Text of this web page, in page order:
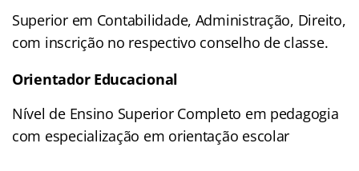
Superior em Contabilidade, Administração, Direito,
com inscrição no respectivo conselho de classe.
Orientador Educacional
Nível de Ensino Superior Completo em pedagogia
com especialização em orientação escolar